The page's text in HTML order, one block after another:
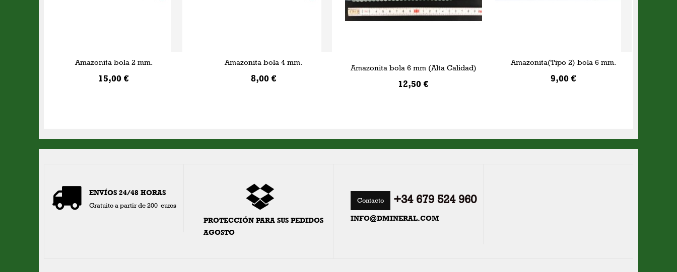
Amazonita bola 2 mm.
15,00 €
AÑADIR A LA CESTA
Amazonita bola 4 mm.
8,00 €
AÑADIR A LA CESTA
Amazonita bola 6 mm (Alta Calidad)
12,50 €
Amazonita(Tipo 2) bola 6 mm.
9,00 €
AÑADIR A LA CESTA
ENVÍOS 24/48 HORAS
Gratuito a partir de 200 euros
PROTECCIÓN PARA SUS PEDIDOS
AGOSTO
Contacto +34 679 524 960
INFO@DMINERAL.COM